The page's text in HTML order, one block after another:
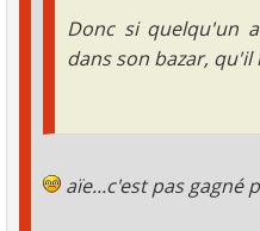
Donc si quelqu'un
dans son bazar, qu'il
aïe...c'est pas gagné